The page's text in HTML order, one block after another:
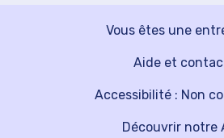
Vous êtes une
Découvrir notre
Aide et
Accessibilité : Non